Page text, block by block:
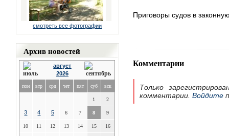
смотреть все фотографии
Архив новостей
август
2026
пон втр срд чет пят суб вск
1 2
3 4 5 6 7 8 9
10 11 12 13 14 15 16
Приговоры судов в
Комментарии
Только
комментарии. Войдите